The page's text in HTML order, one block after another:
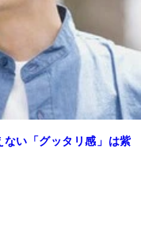
い「グッタリ感」は紫